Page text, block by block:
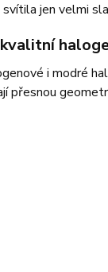
jen velmi
i modré
přesnou